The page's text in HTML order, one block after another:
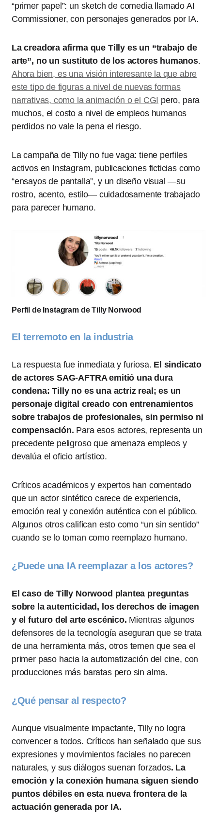
“primer papel”: un sketch de comedia llamado AI
Commissioner, con personajes generados por IA.
La creadora afirma que Tilly es un “trabajo de
arte”, no un sustituto de los actores humanos.
Ahora bien, es una visión interesante la que abre
este tipo de figuras a nivel de nuevas formas
narrativas, como la animación o el CGI pero, para
muchos, el costo a nivel de empleos humanos
perdidos no vale la pena el riesgo.
La campaña de Tilly no fue vaga: tiene perfiles
activos en Instagram, publicaciones ficticias como
“ensayos de pantalla”, y un diseño visual —su
rostro, acento, estilo— cuidadosamente trabajado
para parecer humano.
Perfil de Instagram de Tilly Norwood
El terremoto en la industria
La respuesta fue inmediata y furiosa. El sindicato
de actores SAG-AFTRA emitió una dura
condena: Tilly no es una actriz real; es un
personaje digital creado con entrenamientos
sobre trabajos de profesionales, sin permiso ni
compensación. Para esos actores, representa un
precedente peligroso que amenaza empleos y
devalúa el oficio artístico.
Críticos académicos y expertos han comentado
que un actor sintético carece de experiencia,
emoción real y conexión auténtica con el público.
Algunos otros califican esto como “un sin sentido”
cuando se lo toman como reemplazo humano.
¿Puede una IA reemplazar a los actores?
El caso de Tilly Norwood plantea preguntas
sobre la autenticidad, los derechos de imagen
y el futuro del arte escénico. Mientras algunos
defensores de la tecnología aseguran que se trata
de una herramienta más, otros temen que sea el
primer paso hacia la automatización del cine, con
producciones más baratas pero sin alma.
¿Qué pensar al respecto?
Aunque visualmente impactante, Tilly no logra
convencer a todos. Críticos han señalado que sus
expresiones y movimientos faciales no parecen
naturales, y sus diálogos suenan forzados. La
emoción y la conexión humana siguen siendo
puntos débiles en esta nueva frontera de la
actuación generada por IA.